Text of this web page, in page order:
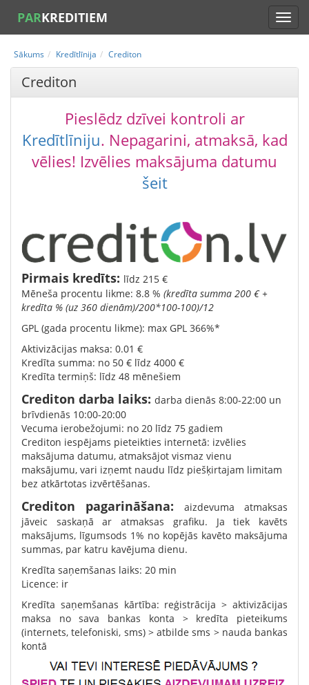
PARKREDITIEM
Sākums Kredītlīnija Crediton
Crediton
Pieslēdz dzīvei kontroli ar
Kredītlīniju. Nepagarini, atmaksā, kad
vēlies! Izvēlies maksājuma datumu
šeit
Pirmais kredīts: līdz 215 €
Mēneša procentu likme: 8.8 % (kredīta summa 200 € +
kredīta % (uz 360 dienām)/200*100-100)/12
GPL (gada procentu likme): max GPL 366%*
Aktivizācijas maksa: 0.01 €
Kredīta summa: no 50 € līdz 4000 €
Kredīta termiņš: līdz 48 mēnešiem
Crediton darba laiks: darba dienās 8:00-22:00 un
brīvdienās 10:00-20:00
Vecuma ierobežojumi: no 20 līdz 75 gadiem
Crediton iespējams pieteikties internetā: izvēlies
maksājuma datumu, atmaksājot vismaz vienu
maksājumu, vari izņemt naudu līdz piešķirtajam limitam
bez atkārtotas izvērtēšanas.
Crediton pagarināšana:
aizdevuma atmaksas
jāveic saskaņā ar atmaksas grafiku. Ja tiek kavēts
maksājums, līgumsods 1% no kopējās kavēto maksājuma
summas, par katru kavējuma dienu.
Kredīta saņemšanas laiks: 20 min
Licence: ir
Kredīta saņemšanas kārtība: reģistrācija > aktivizācijas
maksa no sava bankas konta > kredīta pieteikums
(internets, telefoniski, sms) > atbilde sms > nauda bankas
kontā